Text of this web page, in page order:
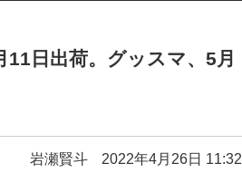
11日出荷。グッスマ、5月
岩瀬賢斗 2022年4月26日 11:32